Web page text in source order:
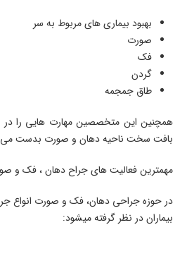
بهبود بیماری های مربوط به سر
صورت
فک
گردن
طاق جمجمه
همچنین این متخصصین مهارت هایی را در
بافت سخت ناحیه دهان و صورت بدست می
مهمترین فعالیت های جراح دهان ، فک و
در حوزه جراحی دهان، فک و صورت انواع
بیماران در نظر گرفته میشود: